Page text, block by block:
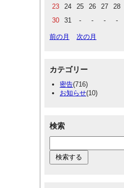
23
24 25 26 27 28
30
31 - - - -
前の月 次の月
カテゴリー
密告(716)
お知らせ(10)
検索